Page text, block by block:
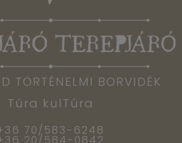
TÖRTÉNELMI BORVIDÉK
Túra kulTúra
70/583-6248
20/584-0842